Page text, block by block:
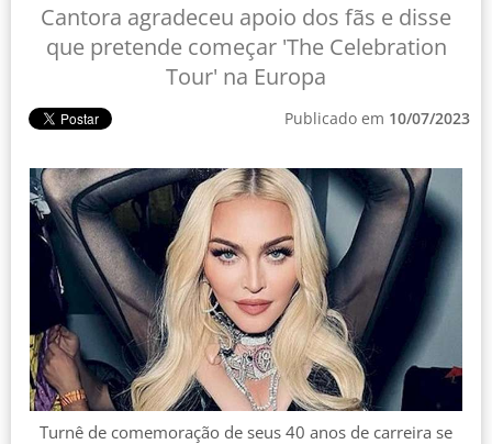
Cantora agradeceu apoio dos fãs e disse
que pretende começar 'The Celebration
Tour' na Europa
Publicado em 10/07/2023
Turnê de comemoração de seus 40 anos de carreira se